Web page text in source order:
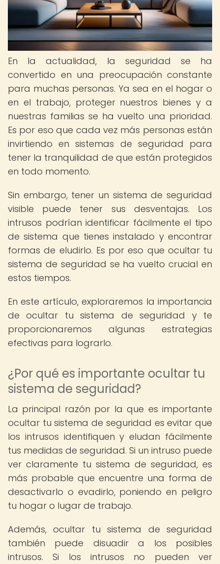
En la actualidad, la seguridad se ha
convertido en una preocupación constante
para muchas personas. Ya sea en el hogar o
en el trabajo, proteger nuestros bienes y a
nuestras familias se ha vuelto una prioridad.
Es por eso que cada vez más personas están
invirtiendo en sistemas de seguridad para
tener la tranquilidad de que están protegidos
en todo momento.
Sin embargo, tener un sistema de seguridad
visible puede tener sus desventajas. Los
intrusos podrían identificar fácilmente el tipo
de sistema que tienes instalado y encontrar
formas de eludirlo. Es por eso que ocultar tu
sistema de seguridad se ha vuelto crucial en
estos tiempos.
En este artículo, exploraremos la importancia
de ocultar tu sistema de seguridad y te
proporcionaremos algunas estrategias
efectivas para lograrlo.
¿Por qué es importante ocultar tu
sistema de seguridad?
La principal razón por la que es importante
ocultar tu sistema de seguridad es evitar que
los intrusos identifiquen y eludan fácilmente
tus medidas de seguridad. Si un intruso puede
ver claramente tu sistema de seguridad, es
más probable que encuentre una forma de
desactivarlo o evadirlo, poniendo en peligro
tu hogar o lugar de trabajo.
Además, ocultar tu sistema de seguridad
también puede disuadir a los posibles
intrusos. Si los intrusos no pueden ver